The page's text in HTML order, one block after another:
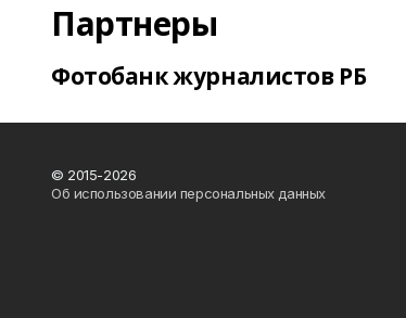
Партнеры
Фотобанк журналистов РБ
© 2015-2026
Об использовании персональных данных